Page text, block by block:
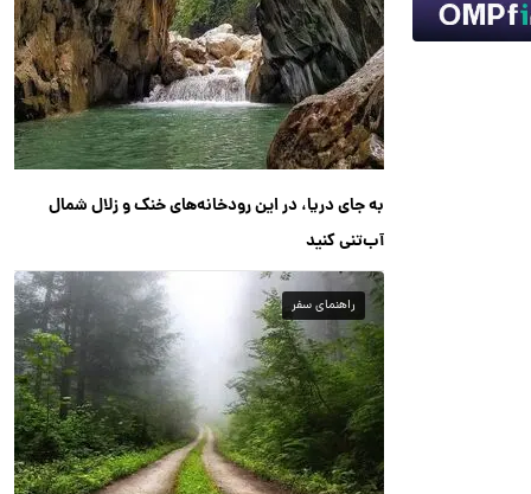
به جای دریا، در این رودخانه‌های خنک و زلال شمال
آب‌تنی کنید
راهنمای سفر